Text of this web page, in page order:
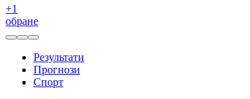
+1
обране
Результати
Прогнози
Спорт